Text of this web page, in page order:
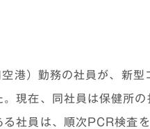
港）勤務の社員が、新型
現在、同社員は保健所の
社員は、順次PCR検査